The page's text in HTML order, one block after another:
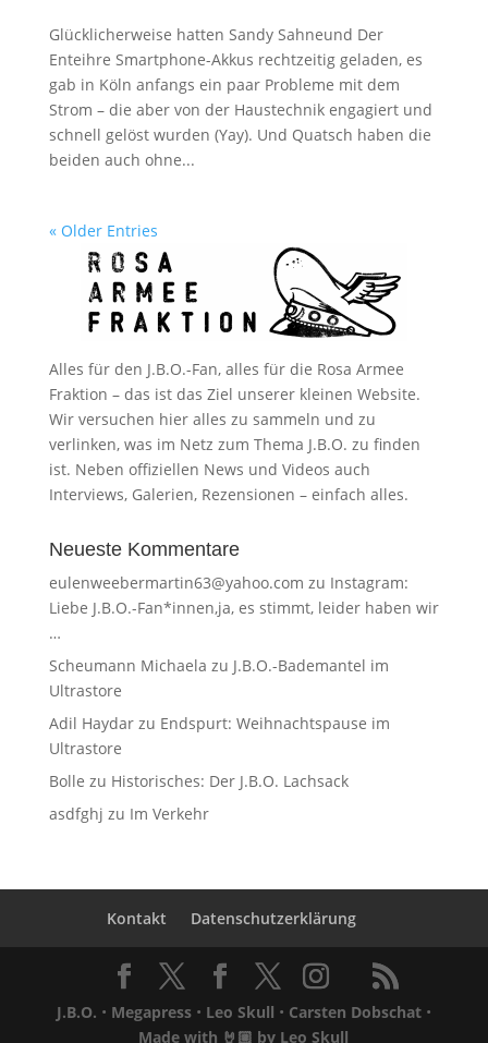
Glücklicherweise hatten Sandy Sahneund Der
Enteihre Smartphone-Akkus rechtzeitig geladen, es
gab in Köln anfangs ein paar Probleme mit dem
Strom – die aber von der Haustechnik engagiert und
schnell gelöst wurden (Yay). Und Quatsch haben die
beiden auch ohne...
« Older Entries
Alles für den J.B.O.-Fan, alles für die Rosa Armee
Fraktion – das ist das Ziel unserer kleinen Website.
Wir versuchen hier alles zu sammeln und zu
verlinken, was im Netz zum Thema J.B.O. zu finden
ist. Neben offiziellen News und Videos auch
Interviews, Galerien, Rezensionen – einfach alles.
Neueste Kommentare
eulenweebermartin63@yahoo.com zu Instagram:
Liebe J.B.O.-Fan*innen,ja, es stimmt, leider haben wir
…
Scheumann Michaela zu J.B.O.-Bademantel im
Ultrastore
Adil Haydarzu Endspurt: Weihnachtspause im
Ultrastore
Bolle zu Historisches: Der J.B.O. Lachsack
asdfghj zu Im Verkehr
Kontakt Datenschutzerklärung
J.B.O. • Megapress• Leo Skull • Carsten Dobschat•
Made with 🤘🏼 by Leo Skull